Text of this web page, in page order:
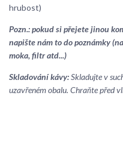
hrubost)
Pozn.: pokud si přejete jinou
napište nám to do poznámky
moka, filtr atd...)
Skladování kávy:Skladujte v
uzavřeném obalu. Chraňte před